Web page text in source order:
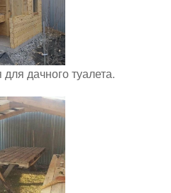
дачного туалета.